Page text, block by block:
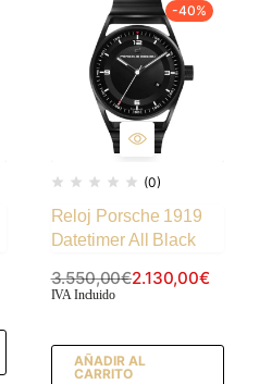
-40%
(0)
Reloj Porsche 1919
Datetimer All Black
3.550,00€2.130,00€
IVA Incluido
AÑADIR AL
CARRITO